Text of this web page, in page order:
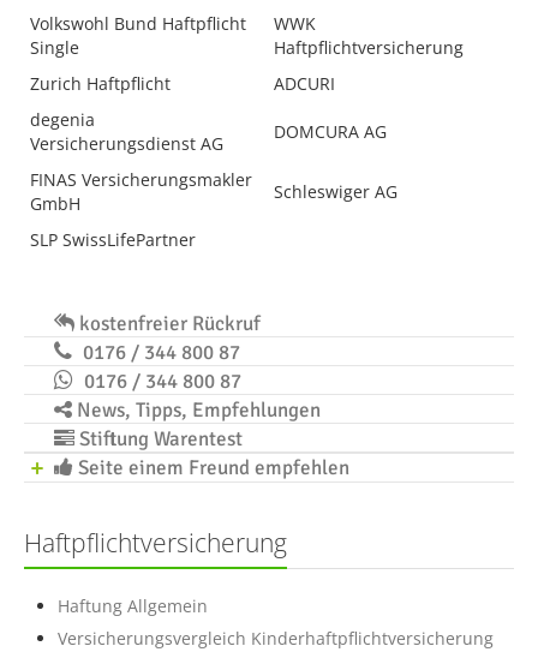
Volkswohl Bund Haftpflicht
Single
WWK
Haftpflichtversicherung
Zurich Haftpflicht
ADCURI
degenia
Versicherungsdienst AG
DOMCURA AG
FINAS Versicherungsmakler
GmbH
Schleswiger AG
SLP SwissLifePartner
kostenfreier Rückruf
0176 / 344 800 87
0176 / 344 800 87
News, Tipps, Empfehlungen
Stiftung Warentest
Seite einem Freund empfehlen
Haftpflichtversicherung
Haftung Allgemein
Versicherungsvergleich Kinderhaftpflichtversicherung